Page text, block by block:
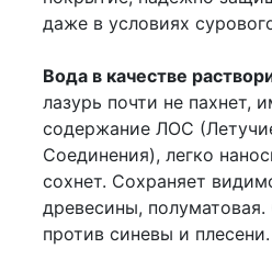
даже в условиях
Вода в качестве
лазурь почти не пахнет,
содержание ЛОС
Соединения), легко
сохнет. Сохраняет
древесины,
против синевы и плесени.